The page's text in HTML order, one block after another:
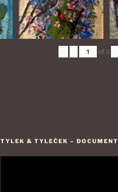
« ‹ of 2 ›
TYLEK & TYLEČEK –